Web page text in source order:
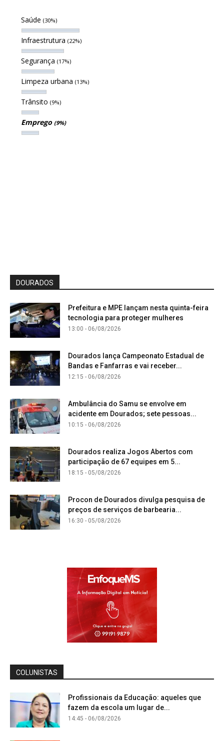
Saúde (30%)
Infraestrutura (22%)
Segurança (17%)
Limpeza urbana (13%)
Trânsito (9%)
Emprego (9%)
DOURADOS
Prefeitura e MPE lançam nesta quinta-feira
tecnologia para proteger mulheres
13:00 - 06/08/2026
Dourados lança Campeonato Estadual de
Bandas e Fanfarras e vai receber...
12:15 - 06/08/2026
Ambulância do Samu se envolve em
acidente em Dourados; sete pessoas...
10:15 - 06/08/2026
Dourados realiza Jogos Abertos com
participação de 67 equipes em 5...
18:15 - 05/08/2026
Procon de Dourados divulga pesquisa de
preços de serviços de barbearia...
16:30 - 05/08/2026
COLUNISTAS
Profissionais da Educação: aqueles que
fazem da escola um lugar de...
14:45 - 06/08/2026